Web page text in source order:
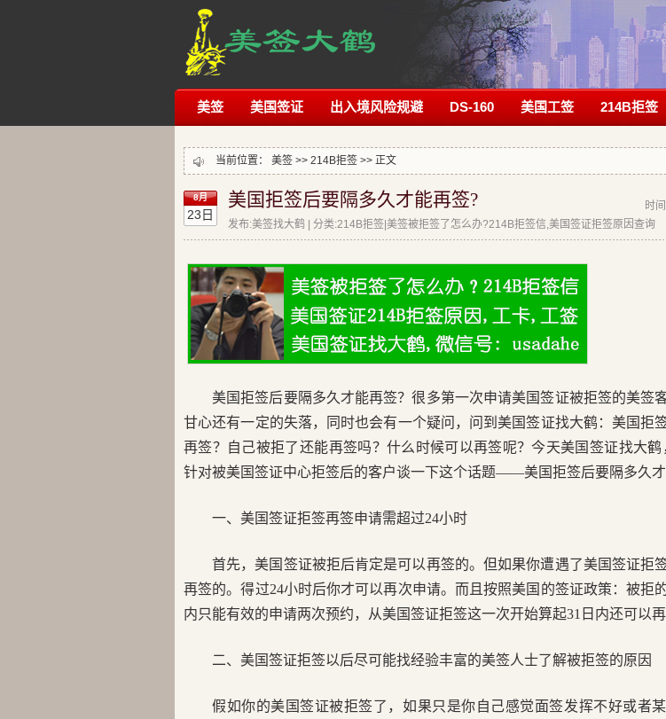
美签 美国签证 出入境风险规避 DS-160 美国工签 214B拒签
当前位置： 美签 >> 214B拒签 >> 正文
8月
23日
时
美国拒签后要隔多久才能再签?
发布:美签找大鹤 | 分类:214B拒签|美签被拒签了怎么办?214B拒签信,美国签证拒签原因查询
美国拒签后要隔多久才能再签？很多第一次申请美国签证被拒签的美签
甘心还有一定的失落，同时也会有一个疑问，问到美国签证找大鹤：美国拒
再签？自己被拒了还能再签吗？什么时候可以再签呢？今天美国签证找大鹤
针对被美国签证中心拒签后的客户谈一下这个话题——美国拒签后要隔多久
一、美国签证拒签再签申请需超过24小时
首先，美国签证被拒后肯定是可以再签的。但如果你遭遇了美国签证拒
再签的。得过24小时后你才可以再次申请。而且按照美国的签证政策：被拒
内只能有效的申请两次预约，从美国签证拒签这一次开始算起31日内还可以再
二、美国签证拒签以后尽可能找经验丰富的美签人士了解被拒签的原因
假如你的美国签证被拒签了，如果只是你自己感觉面签发挥不好或者